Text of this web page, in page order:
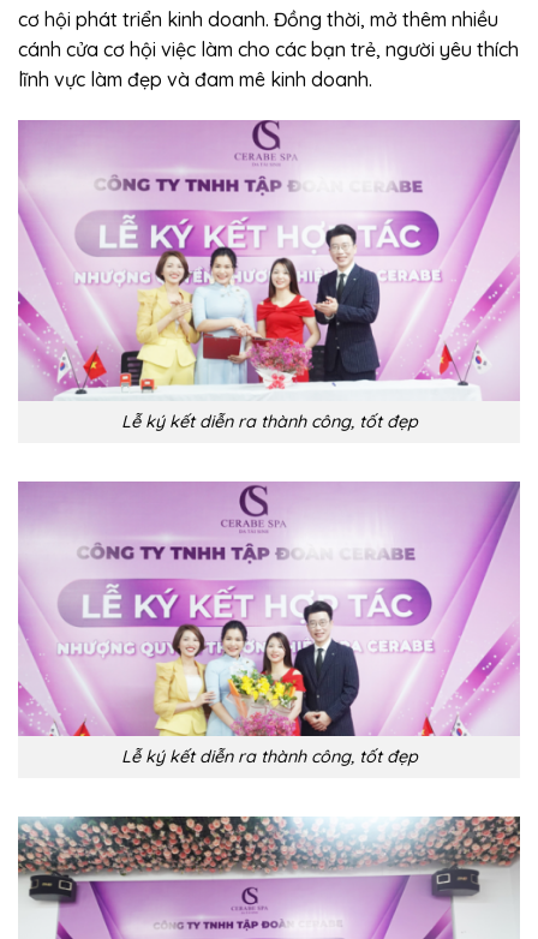
cơ hội phát triển kinh doanh. Đồng thời, mở thêm nhiều
cánh cửa cơ hội việc làm cho các bạn trẻ, người yêu thích
lĩnh vực làm đẹp và đam mê kinh doanh.
Lễ ký kết diễn ra thành công, tốt đẹp
Lễ ký kết diễn ra thành công, tốt đẹp